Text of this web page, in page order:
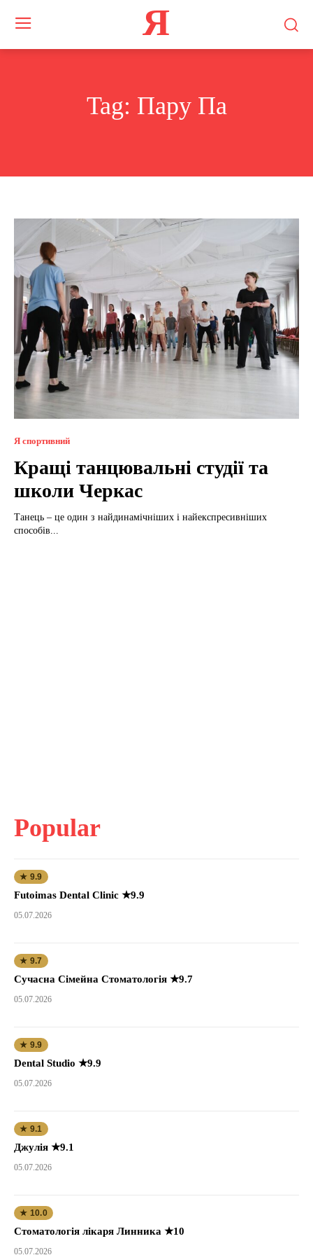
Я
Tag: Пару Па
Я спортивний
Кращі танцювальні студії та
школи Черкас
Танець – це один з найдинамічніших і найекспресивніших
способів...
Popular
★ 9.9
Futoimas Dental Clinic ★9.9
05.07.2026
★ 9.7
Сучасна Сімейна Стоматологія ★9.7
05.07.2026
★ 9.9
Dental Studio ★9.9
05.07.2026
★ 9.1
Джулія ★9.1
05.07.2026
★ 10.0
Стоматологія лікаря Линника ★10
05.07.2026